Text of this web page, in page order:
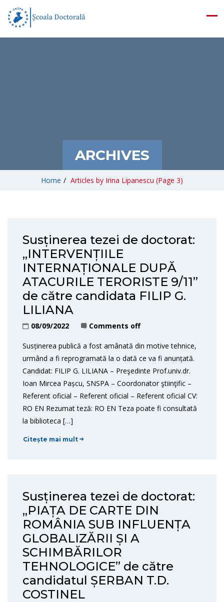
ARCHIVES
Home / Articles by Irina Lipanescu (Page 3)
Susținerea tezei de doctorat:
„INTERVENȚIILE
INTERNAȚIONALE DUPĂ
ATACURILE TERORISTE 9/11”
de către candidata FILIP G.
LILIANA
08/09/2022 Comments off
Susținerea publică a fost amânată din motive tehnice,
urmând a fi reprogramată la o dată ce va fi anunțată.
Candidat: FILIP G. LILIANA – Preşedinte Prof.univ.dr.
Ioan Mircea Pașcu, SNSPA – Coordonator ştiinţific –
Referent oficial – Referent oficial – Referent oficial CV:
RO EN Rezumat teză: RO EN Teza poate fi consultată
la biblioteca […]
Citește mai mult
Susținerea tezei de doctorat:
„PIAȚA DE CARTE DIN
ROMÂNIA SUB INFLUENȚA
GLOBALIZĂRII ȘI A
SCHIMBĂRILOR
TEHNOLOGICE” de către
candidatul ȘERBAN T.D.
COSTINEL